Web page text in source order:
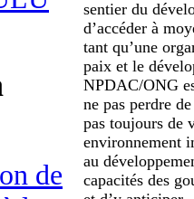
de
sentier du
d’accéder à
tant qu’une
paix et le
NPDAC/ONG
ne pas perdre
pas toujours de
environnement
au
capacités des